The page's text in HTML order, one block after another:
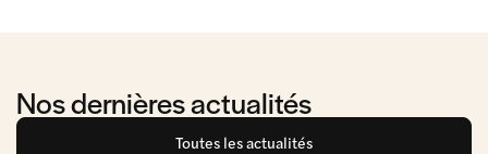
Nos dernières actualités
Toutes les actualités